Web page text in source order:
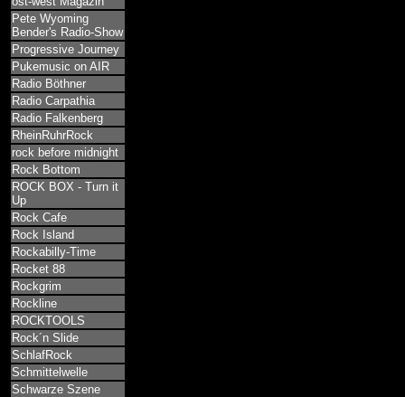
Pete Wyoming
Bender's Radio-Show
Progressive Journey
Pukemusic on AIR
Radio Böthner
Radio Carpathia
Radio Falkenberg
RheinRuhrRock
rock before midnight
Rock Bottom
ROCK BOX - Turn it
Up
Rock Cafe
Rock Island
Rockabilly-Time
Rocket 88
Rockgrim
Rockline
ROCKTOOLS
Rock´n Slide
SchlafRock
Schmittelwelle
Schwarze Szene